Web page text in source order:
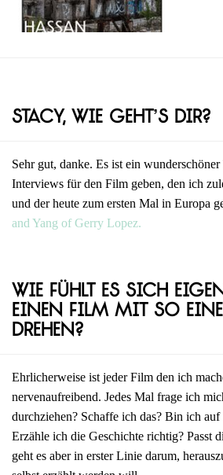
Stacy, wie geht’s dir?
Sehr gut, danke. Es ist ein
Interviews für den Film geben, den ich
und der heute zum ersten Mal in Europa
and Yang of Gerry Lopez.
Wie fühlt es sich
einen Film mit so
drehen?
Ehrlicherweise ist jeder Film den ich
nervenaufreibend. Jedes Mal frage ich
durchziehen? Schaffe ich das? Bin ich
Erzähle ich die Geschichte richtig? Passt
geht es aber in erster Linie darum,